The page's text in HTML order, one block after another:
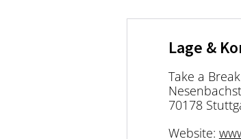
Lage &
Take a Break
70178
Website: